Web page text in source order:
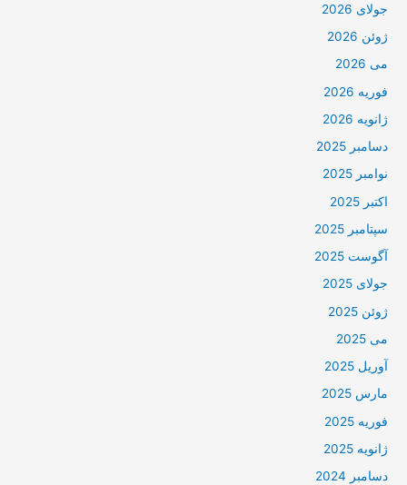
جولای 2026
ژوئن 2026
می 2026
فوریه 2026
ژانویه 2026
دسامبر 2025
نوامبر 2025
اکتبر 2025
سپتامبر 2025
آگوست 2025
جولای 2025
ژوئن 2025
می 2025
آوریل 2025
مارس 2025
فوریه 2025
ژانویه 2025
دسامبر 2024